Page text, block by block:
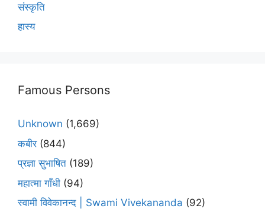
संस्कृति
हास्य
Famous Persons
Unknown (1,669)
कबीर(844)
प्रज्ञा सुभाषित (189)
महात्मा गाँधी (94)
स्वामी विवेकानन्द | Swami Vivekananda (92)